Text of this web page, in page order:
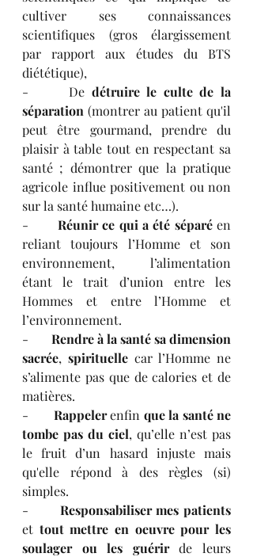
cultiver ses connaissances
scientifiques (gros élargissement
par rapport aux études du BTS
diététique),
-      De détruire le culte de la
séparation (montrer au patient qu'il
peut être gourmand, prendre du
plaisir à table tout en respectant sa
santé ; démontrer que la pratique
agricole influe positivement ou non
sur la santé humaine etc…).
- Réunir ce qui a été séparé en
reliant toujours l’Homme et son
environnement, l’alimentation
étant le trait d’union entre les
Hommes et entre l’Homme et
l’environnement.
- Rendre à la santé sa dimension
sacrée, spirituelle car l’Homme ne
s’alimente pas que de calories et de
matières.
- Rappeler enfin que la santé ne
tombe pas du ciel, qu’elle n’est pas
le fruit d’un hasard injuste mais
qu'elle répond à des règles (si)
simples.
- Responsabiliser mes patients
et tout mettre en oeuvre pour les
soulager ou les guérir de leurs